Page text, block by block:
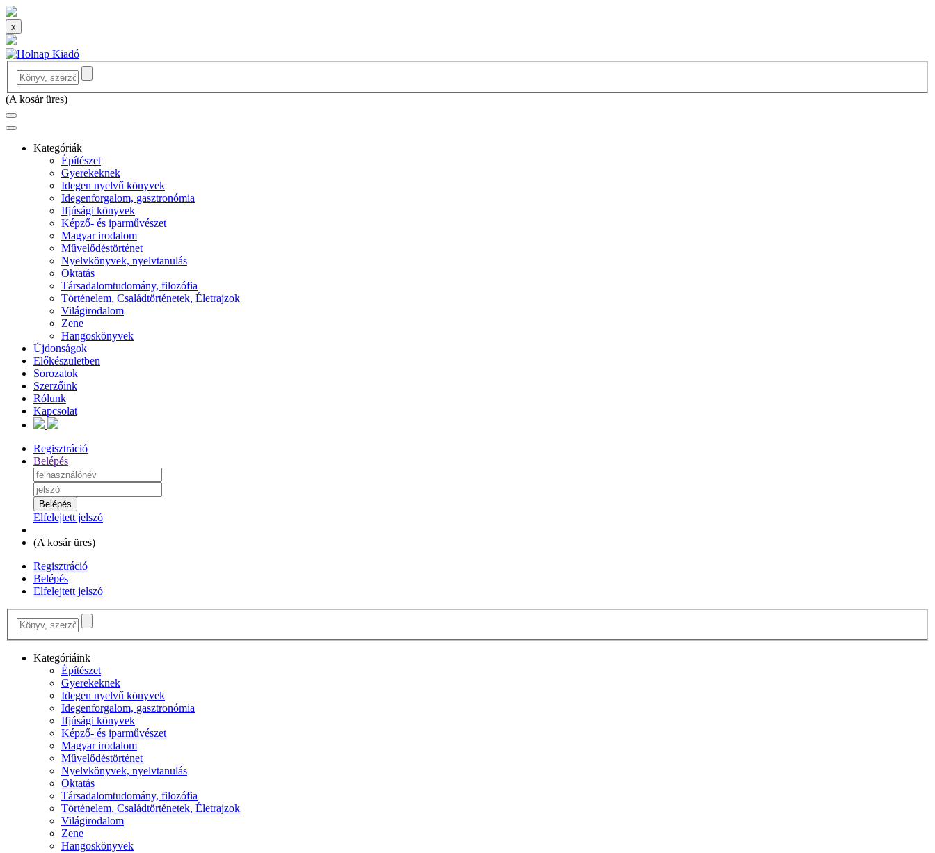
x
(A kosár üres)
Kategóriák
Építészet
Gyerekeknek
Idegen nyelvű könyvek
Idegenforgalom, gasztronómia
Ifjúsági könyvek
Képző- és iparművészet
Magyar irodalom
Művelődéstörténet
Nyelvkönyvek, nyelvtanulás
Oktatás
Társadalomtudomány, filozófia
Történelem, Családtörténetek, Életrajzok
Világirodalom
Zene
Hangoskönyvek
Újdonságok
Előkészületben
Sorozatok
Szerzőink
Rólunk
Kapcsolat
Regisztráció
Belépés
Elfelejtett jelszó
(A kosár üres)
Regisztráció
Belépés
Elfelejtett jelszó
Kategóriáink
Építészet
Gyerekeknek
Idegen nyelvű könyvek
Idegenforgalom, gasztronómia
Ifjúsági könyvek
Képző- és iparművészet
Magyar irodalom
Művelődéstörténet
Nyelvkönyvek, nyelvtanulás
Oktatás
Társadalomtudomány, filozófia
Történelem, Családtörténetek, Életrajzok
Világirodalom
Zene
Hangoskönyvek